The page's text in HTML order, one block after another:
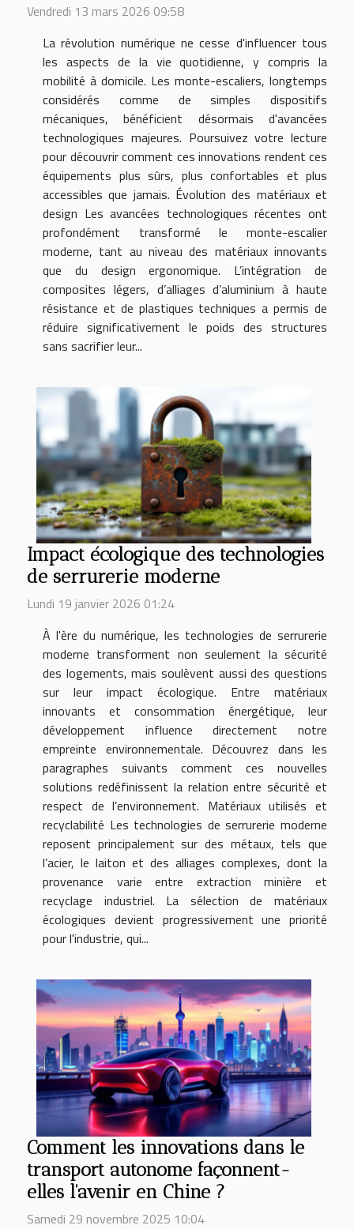
Vendredi 13 mars 2026 09:58
La révolution numérique ne cesse d'influencer tous
les aspects de la vie quotidienne, y compris la
mobilité à domicile. Les monte-escaliers, longtemps
considérés comme de simples dispositifs
mécaniques, bénéficient désormais d'avancées
technologiques majeures. Poursuivez votre lecture
pour découvrir comment ces innovations rendent ces
équipements plus sûrs, plus confortables et plus
accessibles que jamais. Évolution des matériaux et
design Les avancées technologiques récentes ont
profondément transformé le monte-escalier
moderne, tant au niveau des matériaux innovants
que du design ergonomique. L’intégration de
composites légers, d’alliages d’aluminium à haute
résistance et de plastiques techniques a permis de
réduire significativement le poids des structures
sans sacrifier leur...
Impact écologique des technologies
de serrurerie moderne
Lundi 19 janvier 2026 01:24
À l'ère du numérique, les technologies de serrurerie
moderne transforment non seulement la sécurité
des logements, mais soulèvent aussi des questions
sur leur impact écologique. Entre matériaux
innovants et consommation énergétique, leur
développement influence directement notre
empreinte environnementale. Découvrez dans les
paragraphes suivants comment ces nouvelles
solutions redéfinissent la relation entre sécurité et
respect de l’environnement. Matériaux utilisés et
recyclabilité Les technologies de serrurerie moderne
reposent principalement sur des métaux, tels que
l’acier, le laiton et des alliages complexes, dont la
provenance varie entre extraction minière et
recyclage industriel. La sélection de matériaux
écologiques devient progressivement une priorité
pour l'industrie, qui...
Comment les innovations dans le
transport autonome façonnent-
elles l'avenir en Chine ?
Samedi 29 novembre 2025 10:04